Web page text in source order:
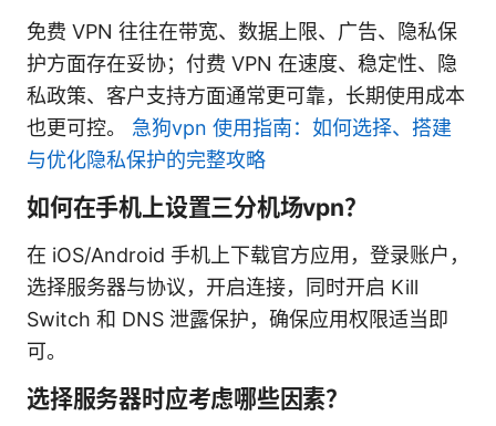
免费 VPN 往往在带宽、数据上限、广告、隐私保
护方面存在妥协；付费 VPN 在速度、稳定性、隐
私政策、客户支持方面通常更可靠，长期使用成本
也更可控。 急狗vpn 使用指南：如何选择、搭建
与优化隐私保护的完整攻略
如何在手机上设置三分机场vpn？
在 iOS/Android 手机上下载官方应用，登录账户，
选择服务器与协议，开启连接，同时开启 Kill
Switch 和 DNS 泄露保护，确保应用权限适当即
可。
选择服务器时应考虑哪些因素？